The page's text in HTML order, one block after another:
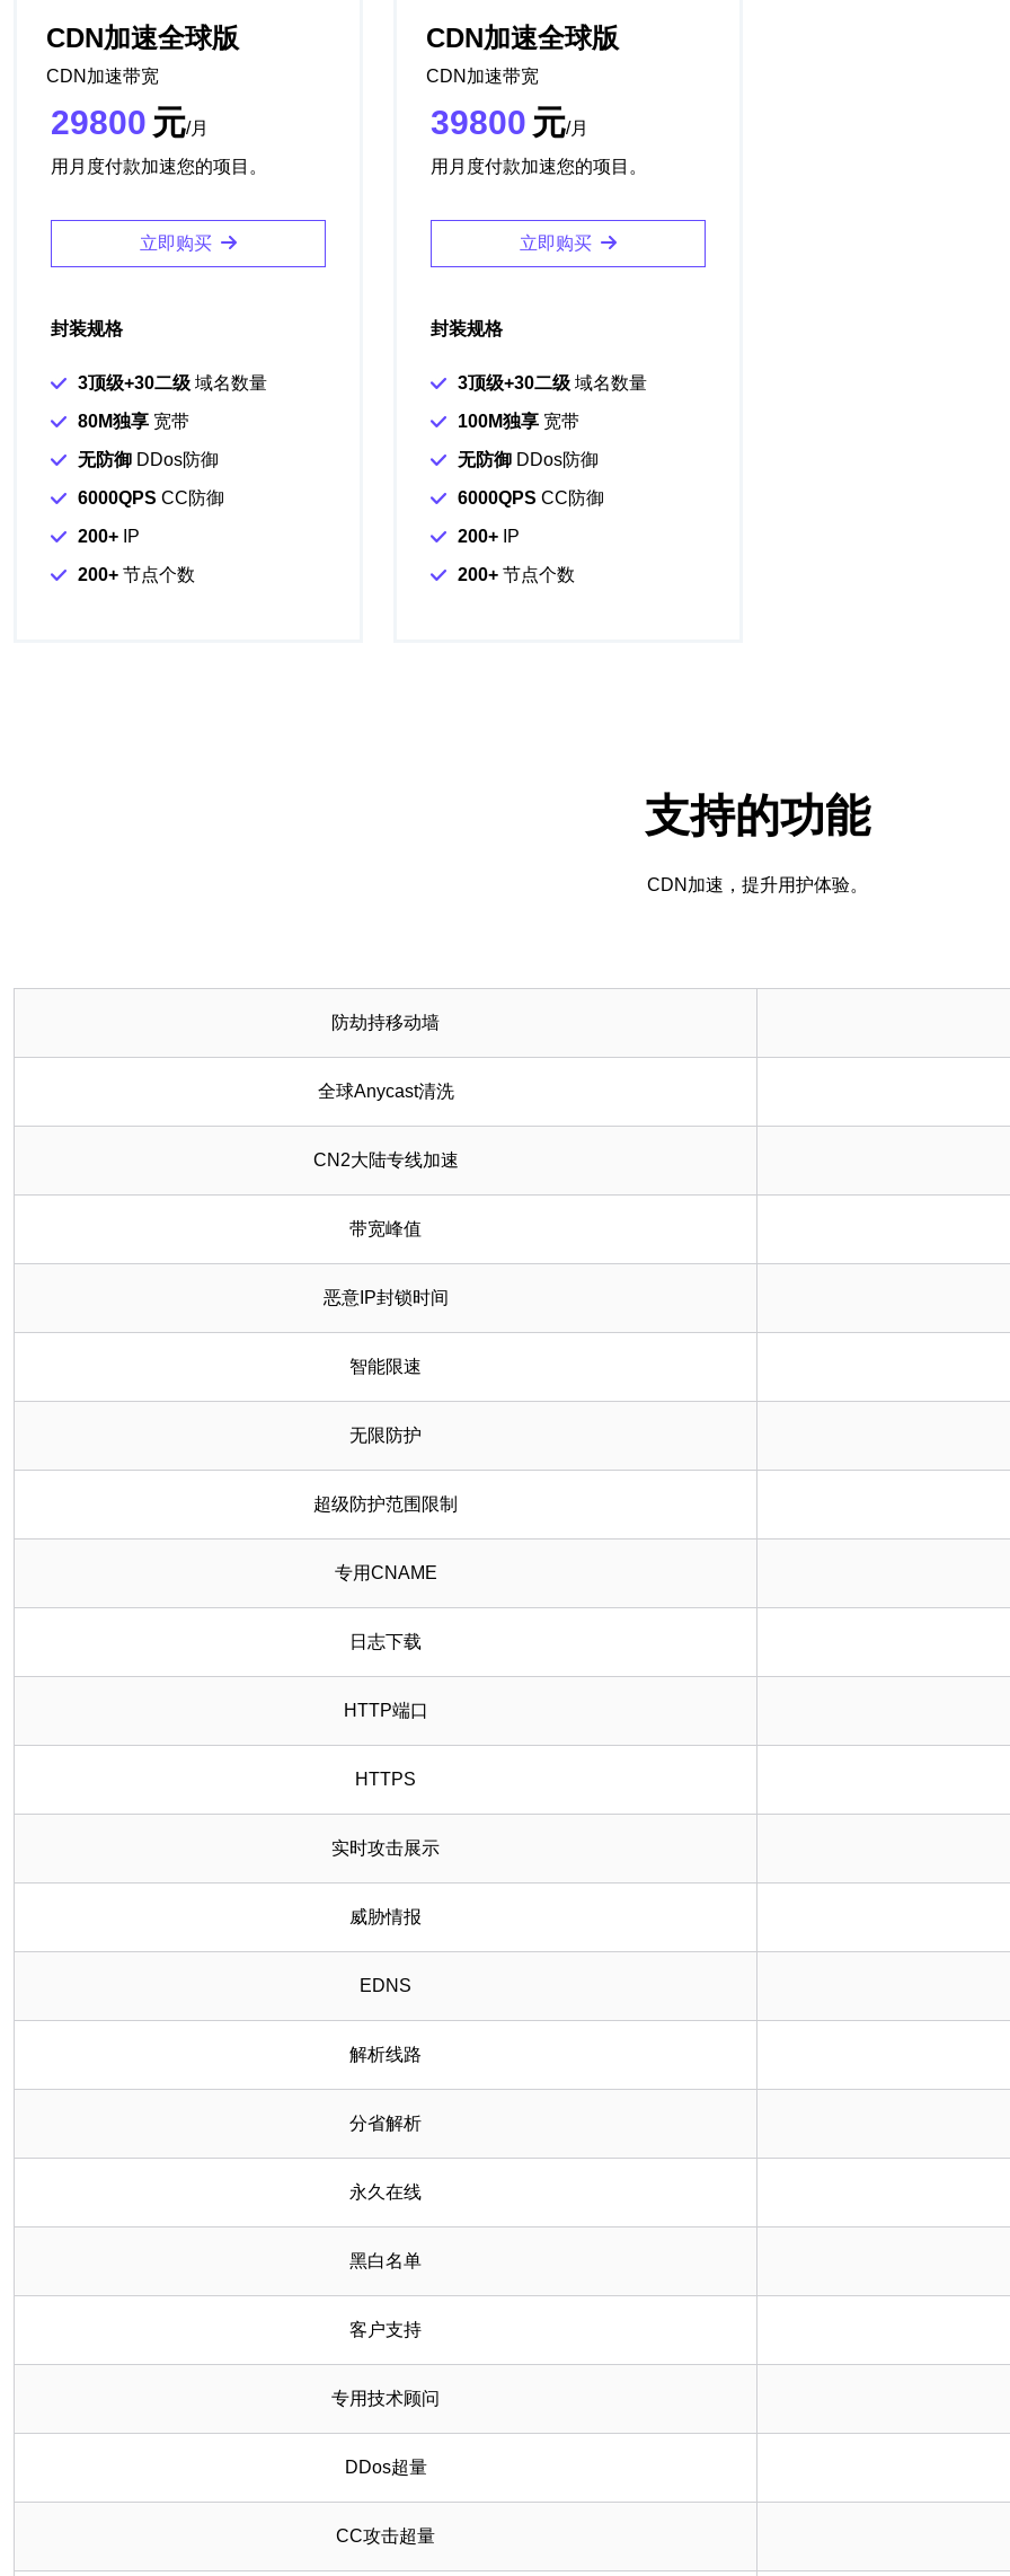
CDN加速全球版
CDN加速带宽
29800 元/月
用月度付款加速您的项目。
立即购买
封装规格
3顶级+30二级 域名数量
80M独享 宽带
无防御 DDos防御
6000QPS CC防御
200+ IP
200+ 节点个数
CDN加速全球版
CDN加速带宽
39800 元/月
用月度付款加速您的项目。
立即购买
封装规格
3顶级+30二级域名数量
100M独享宽带
无防御DDos防御
6000QPS CC防御
200+IP
200+节点个数
支持的功能
CDN加速，提升用护体验。
防劫持移动墙
全球Anycast清洗
CN2大陆专线加速
带宽峰值
恶意IP封锁时间
智能限速
无限防护
超级防护范围限制
专用CNAME
日志下载
HTTP端口
HTTPS
实时攻击展示
威胁情报
EDNS
解析线路
分省解析
永久在线
黑白名单
客户支持
专用技术顾问
DDos超量
CC攻击超量